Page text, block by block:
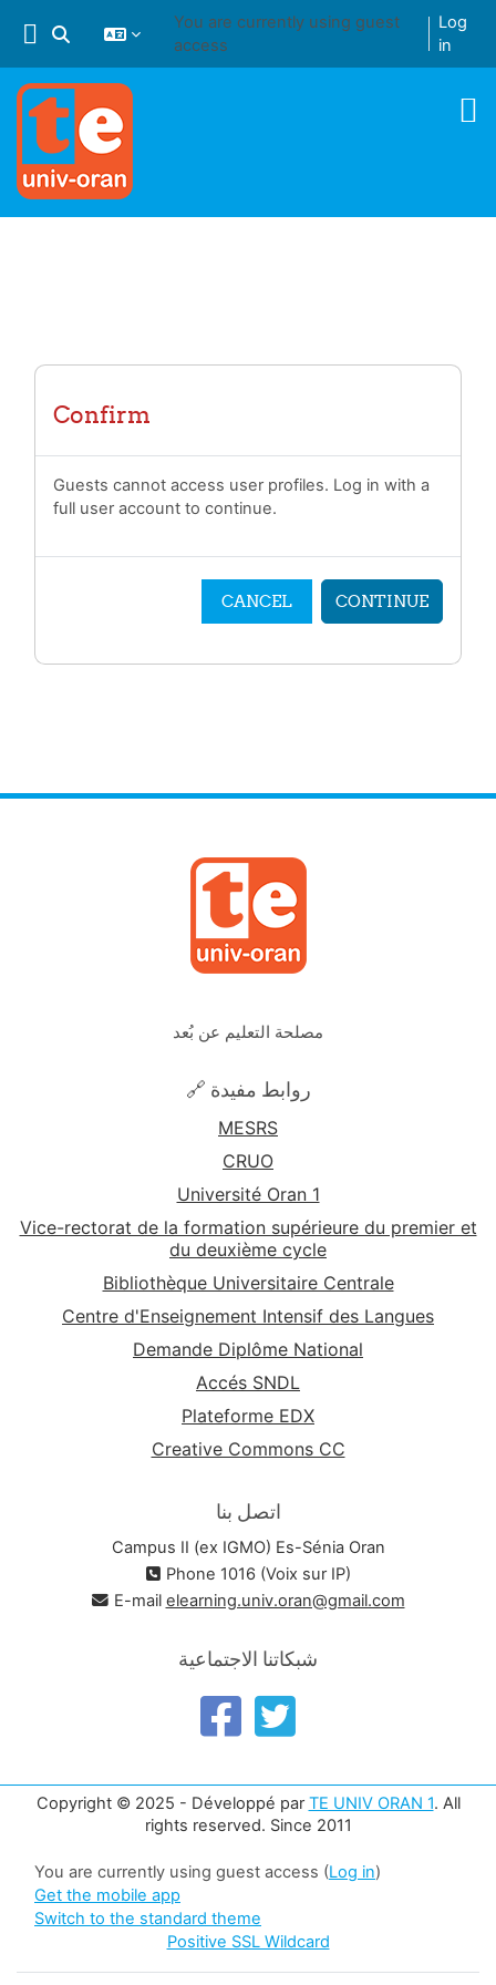
Toggle search input
You are currently using guest
access
Log
in
Confirm
Guests cannot access user profiles. Log in with a
full user account to continue.
CANCEL CONTINUE
مصلحة التعليم عن بُعد
🔗 روابط مفيدة
MESRS
CRUO
Université Oran 1
Vice-rectorat de la formation supérieure du premier et
du deuxième cycle
Bibliothèque Universitaire Centrale
Centre d'Enseignement Intensif des Langues
Demande Diplôme National
Accés SNDL
Plateforme EDX
Creative Commons CC
اتصل بنا
Campus II (ex IGMO) Es-Sénia Oran
Phone 1016 (Voix sur IP)
E-mail elearning.univ.oran@gmail.com
شبكاتنا الاجتماعية
Copyright © 2025 - Développé par TE UNIV ORAN 1. All
rights reserved. Since 2011
You are currently using guest access (Log in)
Get the mobile app
Switch to the standard theme
Positive SSL Wildcard